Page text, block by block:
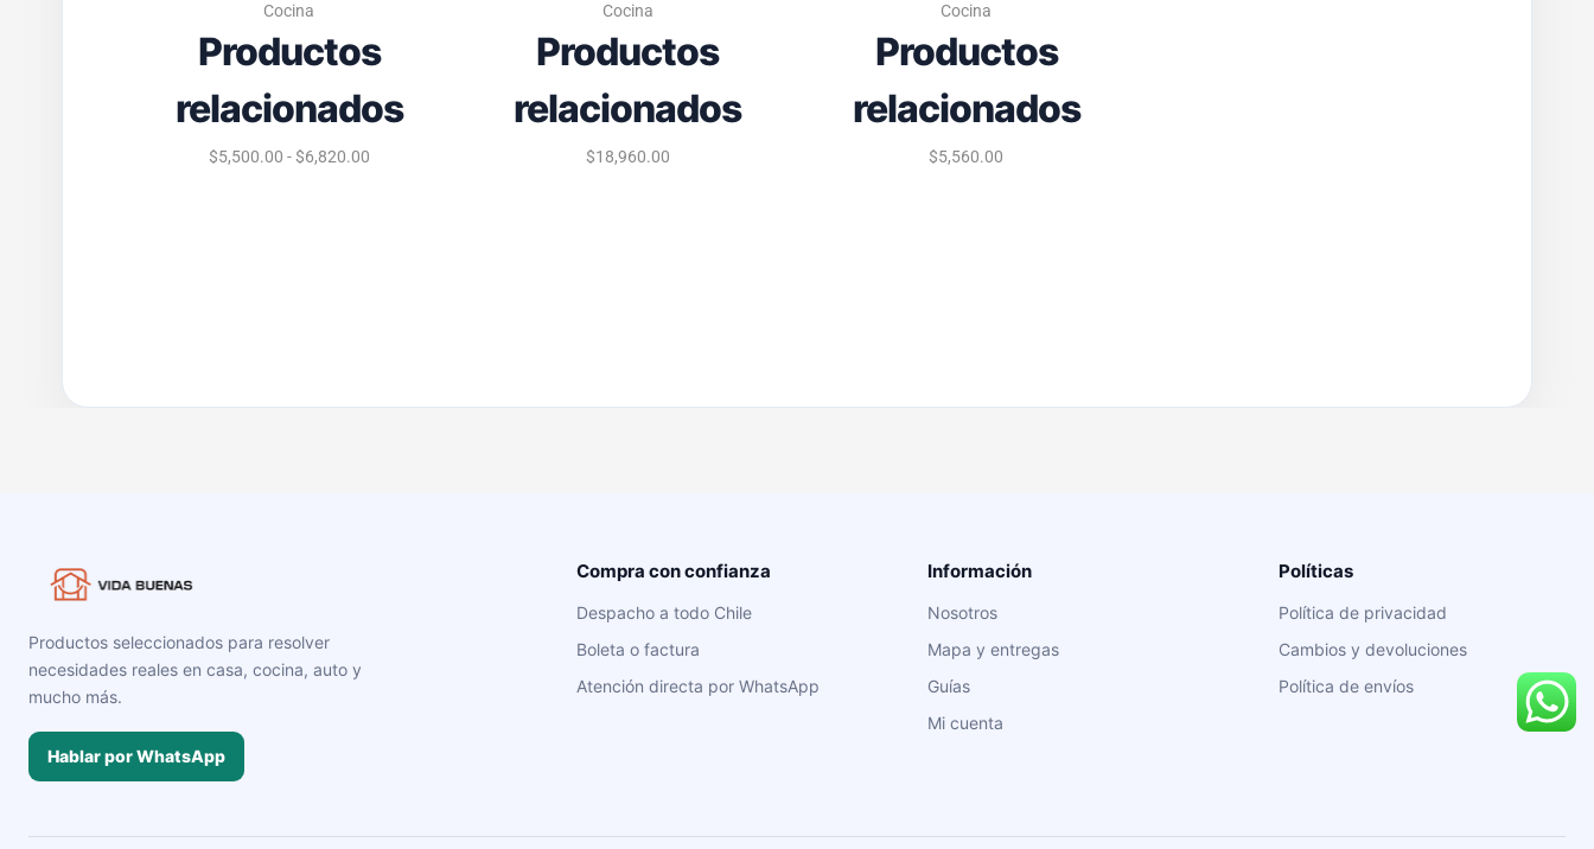
Cocina
Productos
relacionados
$5,500.00 - $6,820.00
Cocina
Productos
relacionados
$18,960.00
Cocina
Productos
relacionados
$5,560.00
Productos seleccionados para resolver
necesidades reales en casa, cocina, auto y
mucho más.
Hablar por WhatsApp
Compra con confianza
Despacho a todo Chile
Boleta o factura
Atención directa por WhatsApp
Información
Nosotros
Mapa y entregas
Guías
Mi cuenta
Políticas
Política de privacidad
Cambios y devoluciones
Política de envíos